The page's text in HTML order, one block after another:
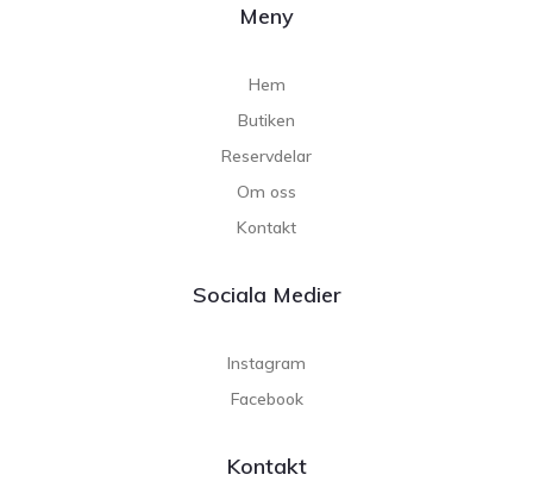
Meny
Hem
Butiken
Reservdelar
Om oss
Kontakt
Sociala Medier
Instagram
Facebook
Kontakt